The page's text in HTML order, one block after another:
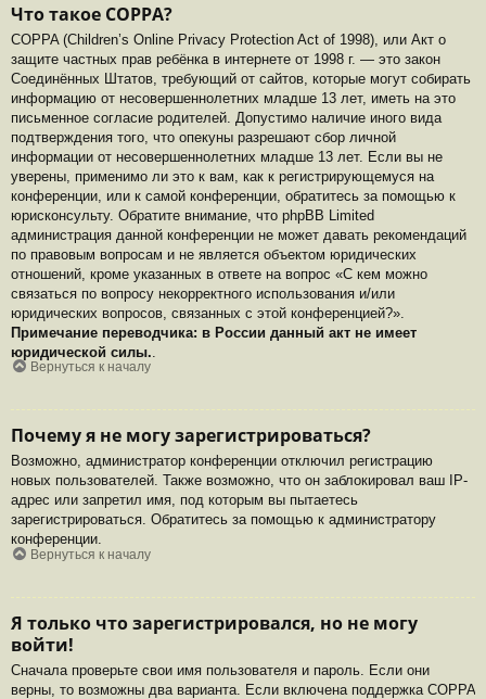
Что такое COPPA?
COPPA (Children’s Online Privacy Protection Act of 1998), или Акт о
защите частных прав ребёнка в интернете от 1998 г. — это закон
Соединённых Штатов, требующий от сайтов, которые могут собирать
информацию от несовершеннолетних младше 13 лет, иметь на это
письменное согласие родителей. Допустимо наличие иного вида
подтверждения того, что опекуны разрешают сбор личной
информации от несовершеннолетних младше 13 лет. Если вы не
уверены, применимо ли это к вам, как к регистрирующемуся на
конференции, или к самой конференции, обратитесь за помощью к
юрисконсульту. Обратите внимание, что phpBB Limited
администрация данной конференции не может давать рекомендаций
по правовым вопросам и не является объектом юридических
отношений, кроме указанных в ответе на вопрос «С кем можно
связаться по вопросу некорректного использования и/или
юридических вопросов, связанных с этой конференцией?».
Примечание переводчика: в России данный акт не имеет
юридической силы.
Вернуться к началу
Почему я не могу зарегистрироваться?
Возможно, администратор конференции отключил регистрацию
новых пользователей. Также возможно, что он заблокировал ваш IP-
адрес или запретил имя, под которым вы пытаетесь
зарегистрироваться. Обратитесь за помощью к администратору
конференции.
Вернуться к началу
Я только что зарегистрировался, но не могу
войти!
Сначала проверьте свои имя пользователя и пароль. Если они
верны, то возможны два варианта. Если включена поддержка COPPA